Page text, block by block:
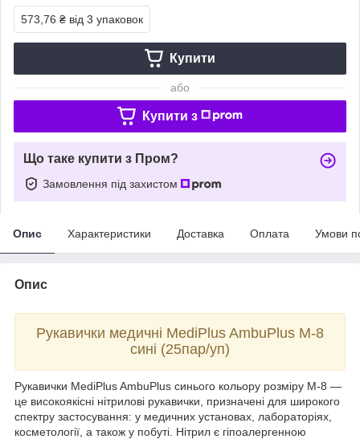
573,76 ₴ від 3 упаковок
Купити
або
Купити з
Що таке купити з Пром?
Замовлення під захистом
Опис Характеристики Доставка Оплата Умови
Опис
Рукавички медичні MediPlus AmbuPlus M-8
сині (25пар/уп)
Рукавички MediPlus AmbuPlus синього кольору розміру M-8 —
це високоякісні нітрилові рукавички, призначені для широкого
спектру застосування: у медичних установах, лабораторіях,
косметології, а також у побуті. Нітрил є гіпоалергенною